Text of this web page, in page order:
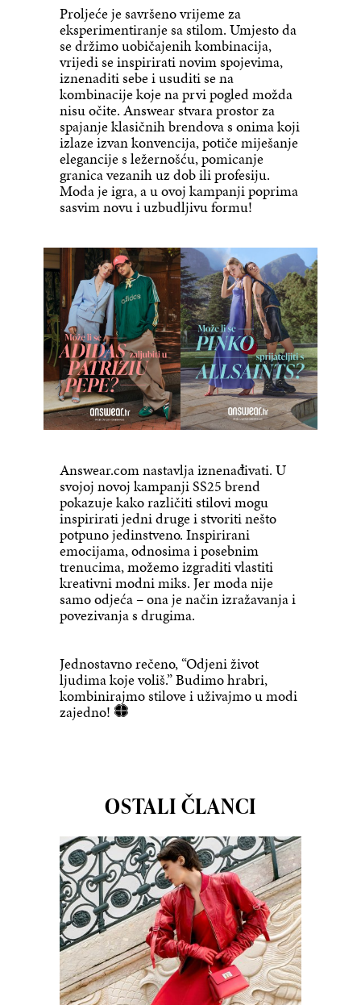
Proljeće je savršeno vrijeme za
eksperimentiranje sa stilom. Umjesto da
se držimo uobičajenih kombinacija,
vrijedi se inspirirati novim spojevima,
iznenaditi sebe i usuditi se na
kombinacije koje na prvi pogled možda
nisu očite. Answear stvara prostor za
spajanje klasičnih brendova s onima koji
izlaze izvan konvencija, potiče miješanje
elegancije s ležernošću, pomicanje
granica vezanih uz dob ili profesiju.
Moda je igra, a u ovoj kampanji poprima
sasvim novu i uzbudljivu formu!
Answear.com nastavlja iznenađivati. U
svojoj novoj kampanji SS25 brend
pokazuje kako različiti stilovi mogu
inspirirati jedni druge i stvoriti nešto
potpuno jedinstveno. Inspirirani
emocijama, odnosima i posebnim
trenucima, možemo izgraditi vlastiti
kreativni modni miks. Jer moda nije
samo odjeća – ona je način izražavanja i
povezivanja s drugima.
Jednostavno rečeno, “Odjeni život
ljudima koje voliš.” Budimo hrabri,
kombinirajmo stilove i uživajmo u modi
zajedno!
OSTALI ČLANCI